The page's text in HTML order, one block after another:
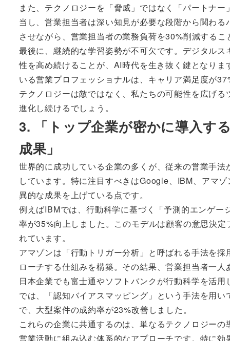
また、テクノロジーを「脅威」ではなく「パートナ
当し、営業担当者は深い知見が必要な段階から関わ
させながら、営業担当者の業務負荷を30%削減する
最後に、継続的な学習姿勢が不可欠です。デジタル
性を高め続けることが、AI時代を生き抜く鍵となり
いる営業プロフェッショナルは、キャリア満足度が
テクノロジーは敵ではなく、私たちの可能性を広げ
進化し続けるでしょう。
3. 「トップ企業が密かに導入す
成果」
世界的に成功している企業の多くが、従来の営業手
しています。特に注目すべきはGoogle、IBM、アマ
異的な成果を上げている点です。
例えばIBMでは、行動科学に基づく「予測的エンゲ
率が35%向上しました。このモデルは顧客の意思決
れています。
アマゾンは「行動トリガー分析」と呼ばれる手法を
ローチする仕組みを構築。その結果、営業担当者一
日本企業でも富士通やソフトバンクが行動科学を活
では、「認知バイアスマッピング」という手法を用
で、大型案件の成約率が23%改善しました。
これらの企業に共通するのは、単なるテクノロジー
営業活動に組み込む体系的なアプローチです。特に